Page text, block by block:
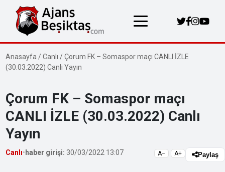
Anasayfa /Canlı /Çorum FK – Somaspor maçı CANLI İZLE
(30.03.2022) Canlı Yayın
Çorum FK – Somaspor maçı
CANLI İZLE (30.03.2022) Canlı
Yayın
Canlı• haber girişi: 30/03/2022 13:07 A− A+ Paylaş